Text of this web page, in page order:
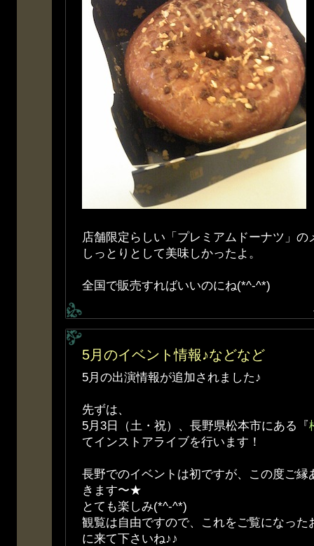
店舗限定らしい「プレミアムドーナツ」の
しっとりとして美味しかったよ。
全国で販売すればいいのにね(*^-^*)
5月のイベント情報♪などなど
5月の出演情報が追加されました♪
先ずは、
5月3日（土・祝）、長野県松本市にある『
てインストアライブを行います！
長野でのイベントは初ですが、この度ご縁
きます〜★
とても楽しみ(*^-^*)
観覧は自由ですので、これをご覧になった
に来て下さいね♪♪